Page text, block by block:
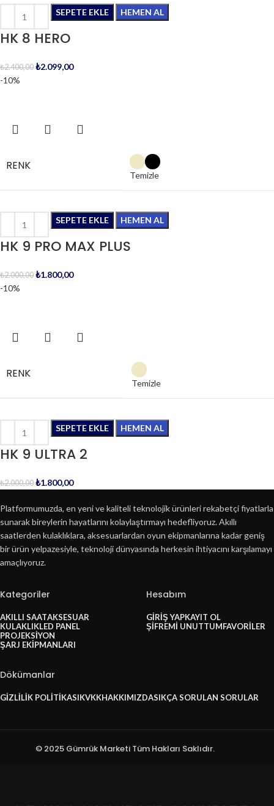
SEPETE EKLE HEMEN AL
HK 8 HERO
₺2.400,00 ₺2.099,00
-10%
RENK
Temizle
SEPETE EKLE HEMEN AL
HK 9 PRO MAX PLUS
₺2.000,00 ₺1.800,00
-10%
RENK
Temizle
SEPETE EKLE HEMEN AL
HK 9 ULTRA 2
₺2.000,00 ₺1.800,00
Platformumuzda, en yeni ve kaliteli teknolojik ürünleri rekabetçi fiyatlarla
sunarak bireylerin hayatlarını kolaylaştırmayı hedefliyoruz. Akıllı
saatlerden kulaklıklara, aksesuarlardan oyun ekipmanlarına kadar geniş
bir ürün yelpazesiyle, teknoloji dünyasında herkesin ihtiyacını karşılamayı
amaçlıyoruz.
Kategoriler
AKILLI SAATAKSESUAR
KULAKLIKLED PANEL
PROJEKSIYON
ŞARJ EKIPMANLARI
Hesabım
GIRIŞ YAPKAYIT OL
ŞIFREMI UNUTTUMFAVORILER
Dökümanlar
GIZLILIK POLITIKASIKVKKHAKKIMIZDASIKÇA SORULAN SORULAR
© 2025 Gümrük Marketi Tüm Hakları Saklıdır.